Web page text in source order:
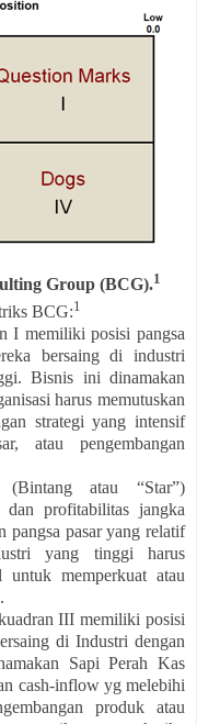
Group (BCG).1
BCG:1
I memiliki posisi pangsa
bersaing di industri
Bisnis ini dinamakan
harus memutuskan
strategi yang intensif
atau pengembangan
atau “Star”)
dan profitabilitas jangka
pangsa pasar yang relatif
yang tinggi harus
untuk memperkuat atau
III memiliki posisi
di Industri dengan
Sapi Perah Kas
cash-inflow yg melebihi
produk atau